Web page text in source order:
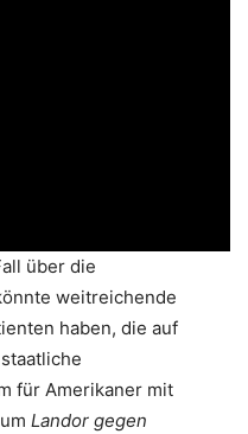
über die
weitreichende
haben, die auf
für Amerikaner mit
Landor gegen